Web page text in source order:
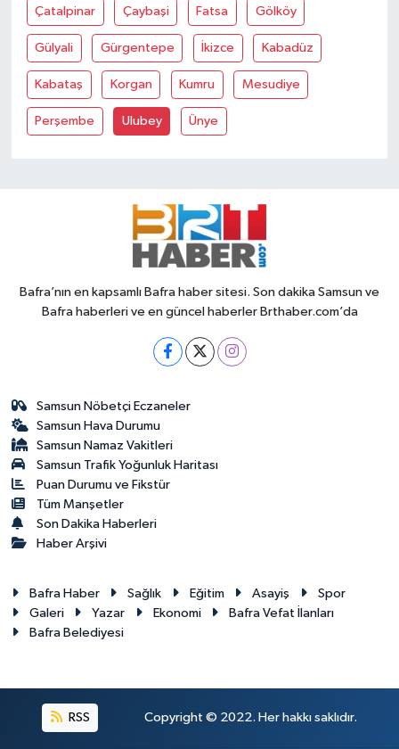
Çatalpinar Çaybaşi Fatsa Gölköy
Gülyali Gürgentepe İkizce Kabadüz
Kabataş Korgan Kumru Mesudiye
Perşembe Ulubey Ünye
Bafra’nın en kapsamlı Bafra haber sitesi. Son dakika Samsun ve
Bafra haberleri ve en güncel haberler Brthaber.com’da
Samsun Nöbetçi Eczaneler
Samsun Hava Durumu
Samsun Namaz Vakitleri
Samsun Trafik Yoğunluk Haritası
Puan Durumu ve Fikstür
Tüm Manşetler
Son Dakika Haberleri
Haber Arşivi
Bafra Haber Sağlık Eğitim Asayiş
Spor
Galeri
Yazar Ekonomi
Bafra Vefat İlanları
Bafra Belediyesi
RSS Copyright © 2022. Her hakkı saklıdır.